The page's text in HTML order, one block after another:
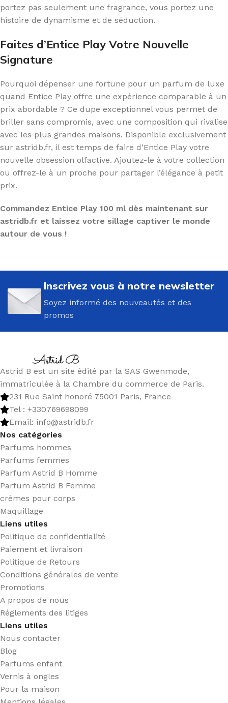
portez pas seulement une fragrance, vous portez une
histoire de dynamisme et de séduction.
Faites d’Entice Play Votre Nouvelle
Signature
Pourquoi dépenser une fortune pour un parfum de luxe
quand Entice Play offre une expérience comparable à un
prix abordable ? Ce dupe exceptionnel vous permet de
briller sans compromis, avec une composition qui rivalise
avec les plus grandes maisons. Disponible exclusivement
sur astridb.fr, il est temps de faire d’Entice Play votre
nouvelle obsession olfactive. Ajoutez-le à votre collection
ou offrez-le à un proche pour partager l’élégance à petit
prix.
Commandez Entice Play 100 ml dès maintenant sur
astridb.fr et laissez votre sillage captiver le monde
autour de vous !
Inscrivez vous à notre newsletter
Soyez informé des nouveautés et des
promos
Astrid B est un site édité par la SAS Gwenmode,
immatriculée à la Chambre du commerce de Paris.
231 Rue Saint honoré 75001 Paris, France
Tel : +330769698099
Email: info@astridb.fr
Nos catégories
Parfums hommes
Parfums femmes
Parfum Astrid B Homme
Parfum Astrid B Femme
crèmes pour corps
Maquillage
Liens utiles
Politique de confidentialité
Paiement et livraison
Politique de Retours
Conditions générales de vente
Promotions
A propos de nous
Réglements des litiges
Liens utiles
Nous contacter
Blog
Parfums enfant
Vernis à ongles
Pour la maison